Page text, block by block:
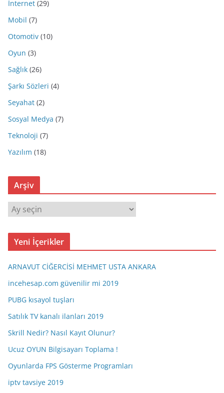
İnternet (29)
Mobil (7)
Otomotiv (10)
Oyun (3)
Sağlık (26)
Şarkı Sözleri (4)
Seyahat (2)
Sosyal Medya (7)
Teknoloji (7)
Yazılım (18)
Arşiv
r
ş
Yeni İçerikler
ARNAVUT CİĞERCİSİ MEHMET USTA ANKARA
incehesap.com güvenilir mi 2019
PUBG kısayol tuşları
Satılık TV kanalı ilanları 2019
Skrill Nedir? Nasıl Kayıt Olunur?
Ucuz OYUN Bilgisayarı Toplama !
Oyunlarda FPS Gösterme Programları
iptv tavsiye 2019